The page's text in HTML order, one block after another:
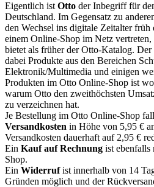
Eigentlich ist Otto der Inbegriff für
Deutschland. Im Gegensatz zu
den Wechsel ins digitale Zeitalter früh
einem Online-Shop im Netz
bietet als früher der Otto-Katalog. Der
dabei Produkte aus den Bereichen
Elektronik/Multimedia und einigen
Produkten im Otto Online-Shop ist
warum Otto den zweithöchsten
zu verzeichnen hat.
Je Bestellung im Otto Online-Shop
Versandkosten in Höhe von 5,95 €
Versandkosten dauerhaft auf 2,95 €
Ein Kauf auf Rechnung ist
Shop.
Ein Widerrufist innerhalb von 14
Gründen möglich und der